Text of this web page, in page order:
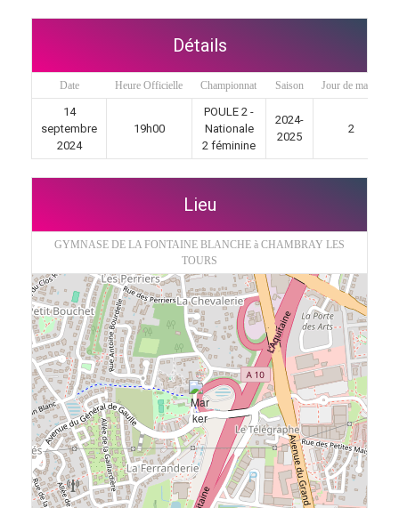
Détails
Date Heure Officielle Championnat Saison Jour de match
14
septembre
2024
19h00
POULE 2 -
Nationale
2 féminine
2024-
2025
2
Lieu
GYMNASE DE LA FONTAINE BLANCHE à CHAMBRAY LES
TOURS